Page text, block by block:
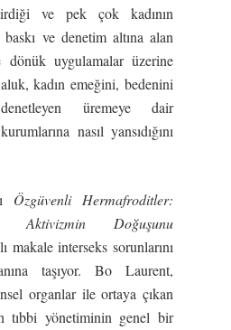
ve pek çok kadının
baskı ve denetim altına alan
dönük uygulamalar üzerine
kadın emeğini, bedenini
üremeye dair
nasıl yansıdığını
Özgüvenli Hermafroditler:
Aktivizmin Doğuşunu
makale interseks sorunlarını
taşıyor. Bo Laurent,
organlar ile ortaya çıkan
tıbbi yönetiminin genel bir